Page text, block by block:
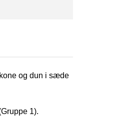
og dun i sæde
1).